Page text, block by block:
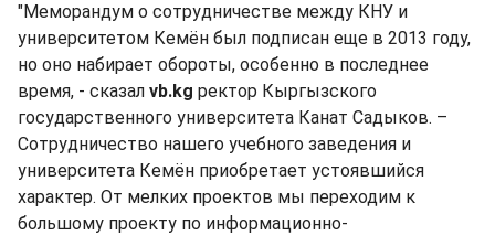
"Меморандум о сотрудничестве между КНУ и
университетом Кемён был подписан еще в 2013 году,
но оно набирает обороты, особенно в последнее
время, - сказал vb.kg ректор Кыргызского
государственного университета Канат Садыков. –
Сотрудничество нашего учебного заведения и
университета Кемён приобретает устоявшийся
характер. От мелких проектов мы переходим к
большому проекту по информационно-